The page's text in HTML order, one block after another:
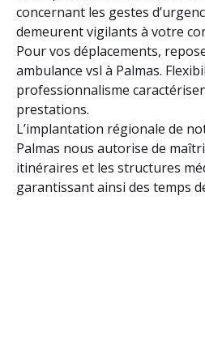
concernant les gestes
demeurent vigilants à votre
Pour vos déplacements,
ambulance vsl à Palmas.
professionnalisme
prestations.
L’implantation régionale de
Palmas nous autorise de
itinéraires et les structures
garantissant ainsi des temps